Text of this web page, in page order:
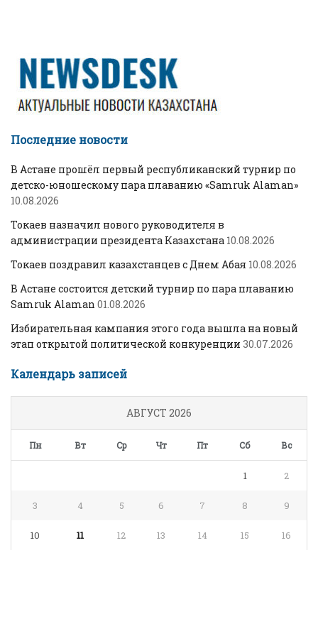
Последние новости
В Астане прошёл первый республиканский турнир по
детско-юношескому пара плаванию «Samruk Alaman»
10.08.2026
Токаев назначил нового руководителя в
администрации президента Казахстана 10.08.2026
Токаев поздравил казахстанцев с Днем Абая 10.08.2026
В Астане состоится детский турнир по пара плаванию
Samruk Alaman 01.08.2026
Избирательная кампания этого года вышла на новый
этап открытой политической конкуренции 30.07.2026
Календарь записей
АВГУСТ 2026
Пн Вт Ср Чт Пт Сб Вс
1 2
3 4 5 6 7 8 9
10 11 12 13 14 15 16